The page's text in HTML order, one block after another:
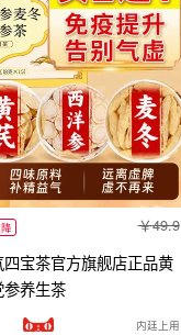
49.9
宝茶官方旗舰店正品黄
养生茶
内廷上用